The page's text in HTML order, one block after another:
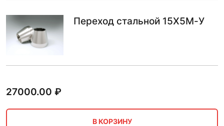
Переход стальной 15Х5М-У
27000.00 ₽
В КОРЗИНУ